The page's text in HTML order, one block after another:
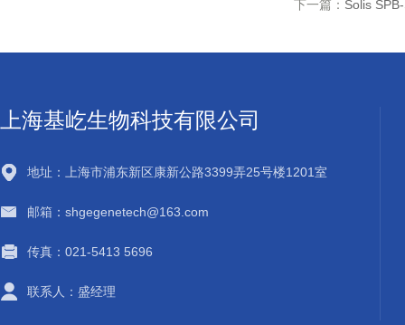
下一篇： Solis
上海基屹生物科技有限公司
地址：上海市浦东新区康新公路3399弄25号楼1201室
邮箱：shgegenetech@163.com
传真：021-5413 5696
联系人：盛经理